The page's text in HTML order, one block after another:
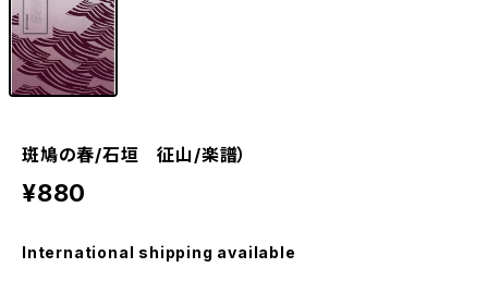
斑鳩の春/石垣 征山/楽譜）
¥880
International shipping available